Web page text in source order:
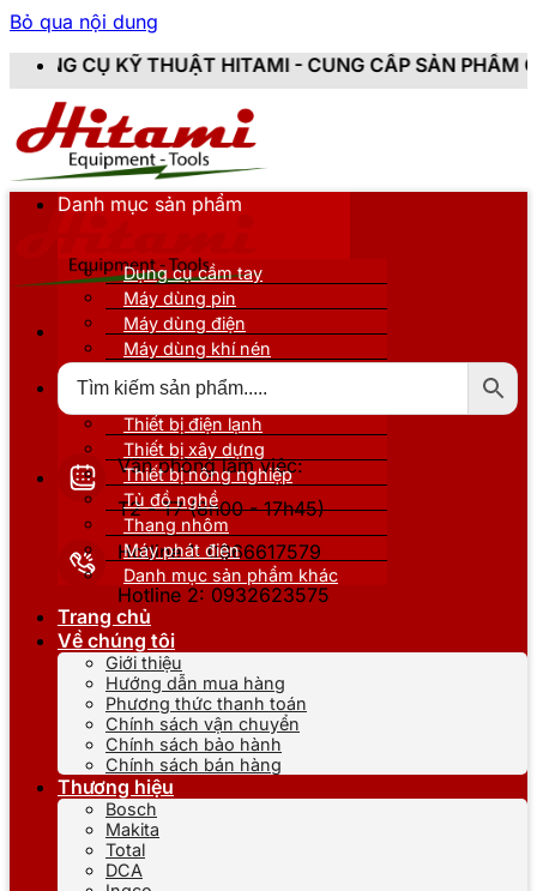
Bỏ qua nội dung
HITAMI - CUNG CẤP SẢN PHẨM CHÍNH HÃNG, MỚI
Văn phòng làm việc:
T2 - T7 (8h00 - 17h45)
Hotline 1: 0866617579
Hotline 2: 0932623575
Danh mục sản phẩm
Dụng cụ cầm tay
Máy dùng pin
Máy dùng điện
Máy dùng khí nén
Thiết bị nâng đỡ
Thiết bị điện lạnh
Thiết bị xây dựng
Thiết bị nông nghiệp
Tủ đồ nghề
Thang nhôm
Máy phát điện
Danh mục sản phẩm khác
Trang chủ
Về chúng tôi
Giới thiệu
Hướng dẫn mua hàng
Phương thức thanh toán
Chính sách vận chuyển
Chính sách bảo hành
Chính sách bán hàng
Thương hiệu
Bosch
Makita
Total
DCA